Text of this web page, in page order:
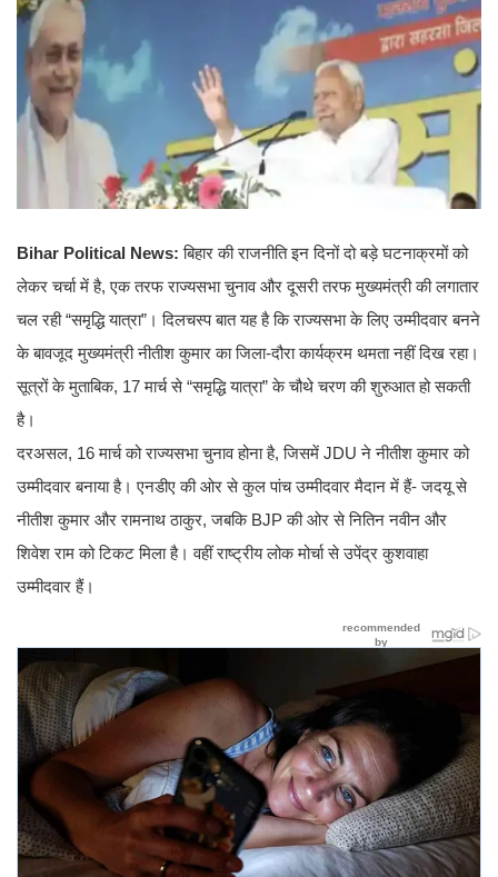
Bihar Political News:बिहार की राजनीति इन दिनों दो बड़े घटनाक्रमों को
लेकर चर्चा में है, एक तरफ राज्यसभा चुनाव और दूसरी तरफ मुख्यमंत्री की लगातार
चल रही “समृद्धि यात्रा”। दिलचस्प बात यह है कि राज्यसभा के लिए उम्मीदवार बनने
के बावजूद मुख्यमंत्री नीतीश कुमार का जिला-दौरा कार्यक्रम थमता नहीं दिख रहा।
सूत्रों के मुताबिक, 17 मार्च से “समृद्धि यात्रा” के चौथे चरण की शुरुआत हो सकती
है।
दरअसल, 16 मार्च को राज्यसभा चुनाव होना है, जिसमें JDU ने नीतीश कुमार को
उम्मीदवार बनाया है। एनडीए की ओर से कुल पांच उम्मीदवार मैदान में हैं- जदयू से
नीतीश कुमार और रामनाथ ठाकुर, जबकि BJP की ओर से नितिन नवीन और
शिवेश राम को टिकट मिला है। वहीं राष्ट्रीय लोक मोर्चा से उपेंद्र कुशवाहा
उम्मीदवार हैं।